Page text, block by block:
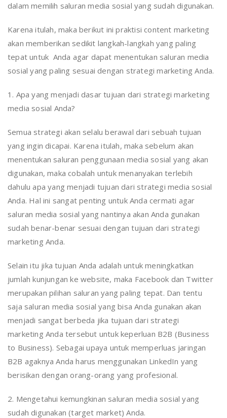
dalam memilih saluran media sosial yang sudah digunakan.
Karena itulah, maka berikut ini praktisi content marketing
akan memberikan sedikit langkah-langkah yang paling
tepat untuk Anda agar dapat menentukan saluran media
sosial yang paling sesuai dengan strategi marketing Anda.
1. Apa yang menjadi dasar tujuan dari strategi marketing
media sosial Anda?
Semua strategi akan selalu berawal dari sebuah tujuan
yang ingin dicapai. Karena itulah, maka sebelum akan
menentukan saluran penggunaan media sosial yang akan
digunakan, maka cobalah untuk menanyakan terlebih
dahulu apa yang menjadi tujuan dari strategi media sosial
Anda. Hal ini sangat penting untuk Anda cermati agar
saluran media sosial yang nantinya akan Anda gunakan
sudah benar-benar sesuai dengan tujuan dari strategi
marketing Anda.
Selain itu jika tujuan Anda adalah untuk meningkatkan
jumlah kunjungan ke website, maka Facebook dan Twitter
merupakan pilihan saluran yang paling tepat. Dan tentu
saja saluran media sosial yang bisa Anda gunakan akan
menjadi sangat berbeda jika tujuan dari strategi
marketing Anda tersebut untuk keperluan B2B (Business
to Business). Sebagai upaya untuk memperluas jaringan
B2B agaknya Anda harus menggunakan LinkedIn yang
berisikan dengan orang-orang yang profesional.
2. Mengetahui kemungkinan saluran media sosial yang
sudah digunakan (target market) Anda.